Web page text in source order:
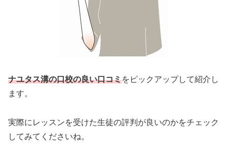
ナユタス溝の口校の良い口コミをピックアップして紹介し
ます。
実際にレッスンを受けた生徒の評判が良いのかをチェック
してみてくださいね。